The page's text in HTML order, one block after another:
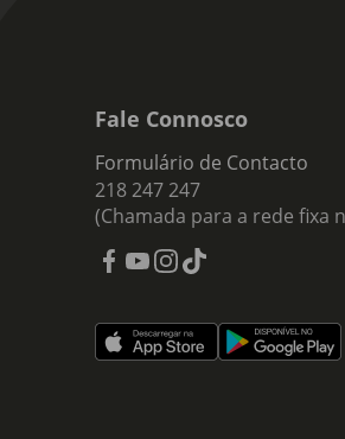
Fale Connosco
Formulário de Contacto
218 247 247
(Chamada para a rede fixa